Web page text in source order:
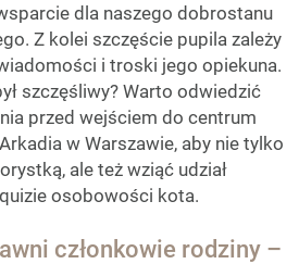
dla naszego dobrostanu
Z kolei szczęście pupila zależy
i troski jego opiekuna.
szczęśliwy? Warto odwiedzić
przed wejściem do centrum
w Warszawie, aby nie tylko
ale też wziąć udział
osobowości kota.
członkowie rodziny –